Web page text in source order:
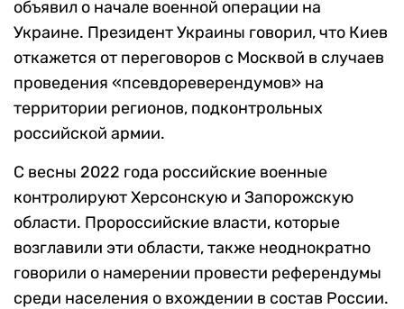
объявил о начале военной операции на
Украине. Президент Украины говорил, что Киев
откажется от переговоров с Москвой в случаев
проведения «псевдореверендумов» на
территории регионов, подконтрольных
российской армии.
С весны 2022 года российские военные
контролируют Херсонскую и Запорожскую
области. Пророссийские власти, которые
возглавили эти области, также неоднократно
говорили о намерении провести референдумы
среди населения о вхождении в состав России.